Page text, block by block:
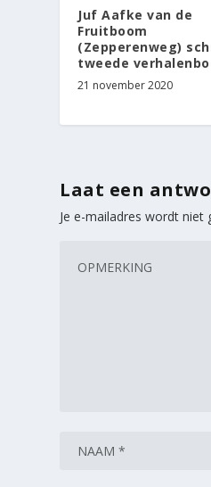
Juf Aafke van de
Fruitboom
(Zepperenweg)
tweede
21 november 2020
Laat een
Je e-mailadres wordt niet